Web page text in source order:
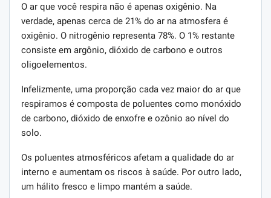
O ar que você respira não é apenas oxigênio. Na
verdade, apenas cerca de 21% do ar na atmosfera é
oxigênio. O nitrogênio representa 78%. O 1% restante
consiste em argônio, dióxido de carbono e outros
oligoelementos.
Infelizmente, uma proporção cada vez maior do ar que
respiramos é composta de poluentes como monóxido
de carbono, dióxido de enxofre e ozônio ao nível do
solo.
Os poluentes atmosféricos afetam a qualidade do ar
interno e aumentam os riscos à saúde. Por outro lado,
um hálito fresco e limpo mantém a saúde.